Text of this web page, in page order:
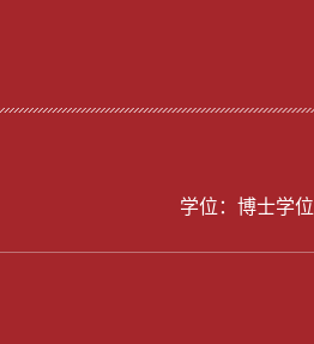
学位：博士学位